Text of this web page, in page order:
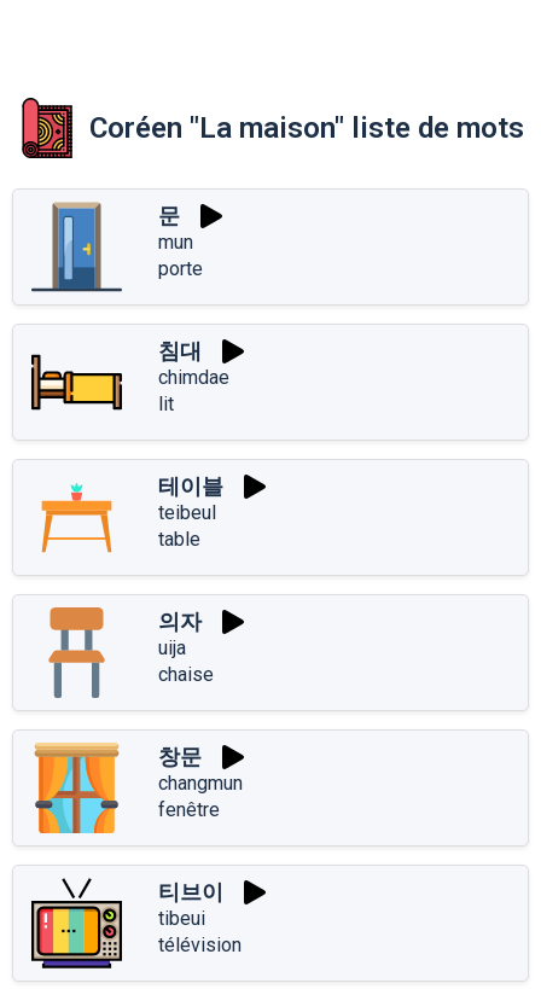
Coréen "La maison" liste de mots
문
mun
porte
침대
chimdae
lit
테이블
teibeul
table
의자
uija
chaise
창문
changmun
fenêtre
티브이
tibeui
télévision